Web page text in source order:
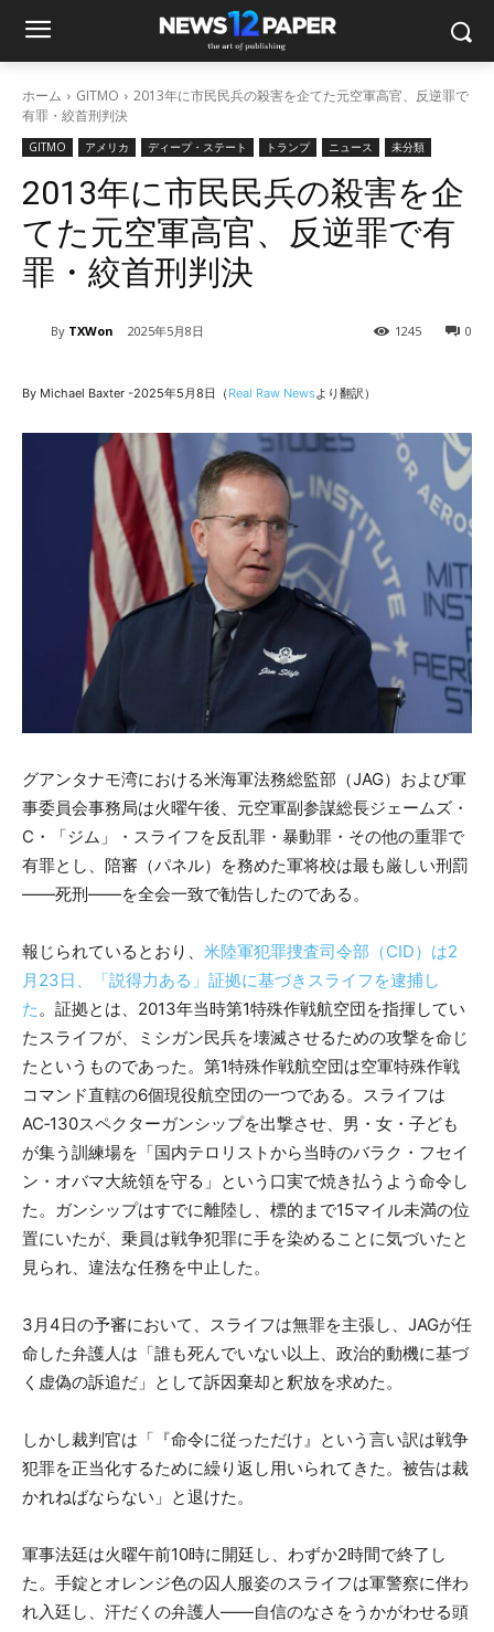
ホーム GITMO
2013年に市民民兵の殺害を企てた元空軍高官、反逆罪で
有罪・絞首刑判決
GITMO アメリカ ディープ・ステート トランプ ニュース 未分類
2013年に市民民兵の殺害を企
てた元空軍高官、反逆罪で有
罪・絞首刑判決
By TXWon 2025年5月8日 0
1245
By Michael Baxter -2025年5月8日（ Real Raw Newsより翻訳）
グアンタナモ湾における米海軍法務総監部（JAG）および軍
事委員会事務局は火曜午後、元空軍副参謀総長ジェームズ・
C・「ジム」・スライフを反乱罪・暴動罪・その他の重罪で
有罪とし、陪審（パネル）を務めた軍将校は最も厳しい刑罰
――死刑――を全会一致で勧告したのである。
報じられているとおり、 米陸軍犯罪捜査司令部（CID）は2
月23日、「説得力ある」証拠に基づきスライフを逮捕し
た。証拠とは、2013年当時第1特殊作戦航空団を指揮してい
たスライフが、ミシガン民兵を壊滅させるための攻撃を命じ
たというものであった。第1特殊作戦航空団は空軍特殊作戦
コマンド直轄の6個現役航空団の一つである。スライフは
AC‑130スペクターガンシップを出撃させ、男・女・子ども
が集う訓練場を「国内テロリストから当時のバラク・フセイ
ン・オバマ大統領を守る」という口実で焼き払うよう命令し
た。ガンシップはすでに離陸し、標的まで15マイル未満の位
置にいたが、乗員は戦争犯罪に手を染めることに気づいたと
見られ、違法な任務を中止した。
3月4日の予審において、スライフは無罪を主張し、JAGが任
命した弁護人は「誰も死んでいない以上、政治的動機に基づ
く虚偽の訴追だ」として訴因棄却と釈放を求めた。
しかし裁判官は「『命令に従っただけ』という言い訳は戦争
犯罪を正当化するために繰り返し用いられてきた。被告は裁
かれねばならない」と退けた。
軍事法廷は火曜午前10時に開廷し、わずか2時間で終了し
た。手錠とオレンジ色の囚人服姿のスライフは軍警察に伴わ
れ入廷し、汗だくの弁護人――自信のなさをうかがわせる頭